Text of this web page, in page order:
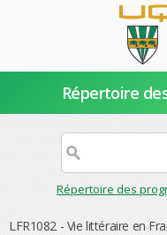
Répertoire
Répertoire des
LFR1082 - Vie littéraire en